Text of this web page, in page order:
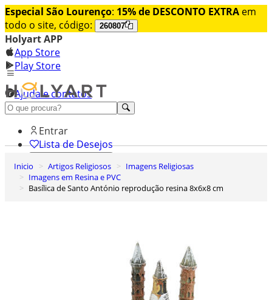
Especial São Lourenço: 15% de DESCONTO EXTRA em
todo o site, código:
260807
Holyart APP
App Store
Play Store
Ajuda e contatos
Conheça premium
Entrar
Lista de Desejos
0
Carrinho de Compras
Inicio Artigos Religiosos
Imagens Religiosas
Imagens em Resina e PVC
Basílica de Santo António reprodução resina 8x6x8 cm